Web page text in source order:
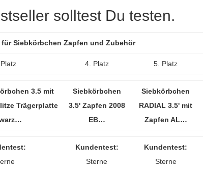
solltest Du testen.
Siebkörbchen Zapfen und Zubehör
4. Platz 5. Platz
3.5 mit
Trägerplatte
Siebkörbchen
3.5' Zapfen 2008
EB…
Siebkörbchen
RADIAL 3.5' mit
Zapfen AL…
Kundentest:
Sterne
Kundentest:
Sterne